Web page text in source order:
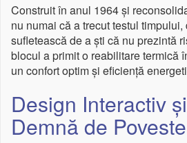
Construit în anul 1964 și
nu numai că a trecut testul
sufletească de a ști că nu prezintă
blocul a primit o reabilitare termică
un confort optim și eficiență
Design Interactiv
Demnă de Poveste